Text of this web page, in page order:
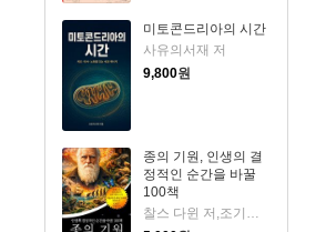
미토콘드리아의 시간
사유의서재 저
9,800원
종의 기원, 인생의 결
정적인 순간을 바꿀
100책
찰스 다윈 저,조기원 역 저